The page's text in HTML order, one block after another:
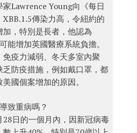
家Lawrence Young向《每日
傳染力高，令紐約的
加，特別是長者，他認為
能增加英國醫療系統負擔。
免疫力減弱、冬天多室內聚
乏防疫措施，例如戴口罩，都
國個案增加的原因。
致重病嗎？
28日的一個月內，因新冠病毒